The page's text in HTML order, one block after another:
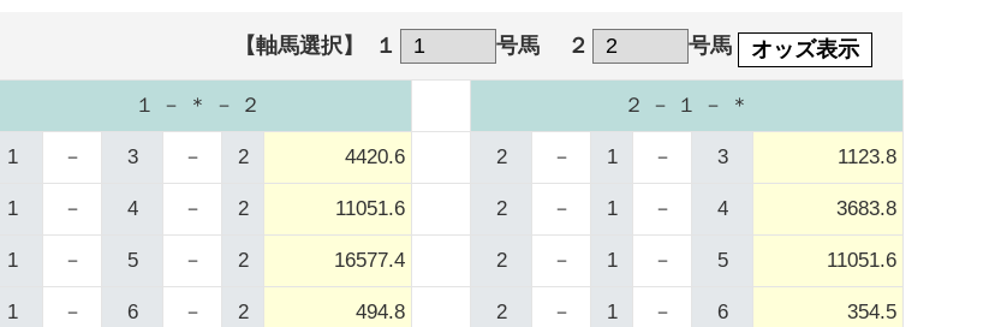
【軸馬選択】 １ 号馬 ２ 号馬 オッズ表示
１ － ＊ － ２ ２ － １ － ＊
1 － 3 － 2 4420.6 2 － 1 － 3 1123.8
1 － 4 － 2 11051.6 2 － 1 － 4 3683.8
1 － 5 － 2 16577.4 2 － 1 － 5 11051.6
1 － 6 － 2 494.8 2 － 1 － 6 354.5